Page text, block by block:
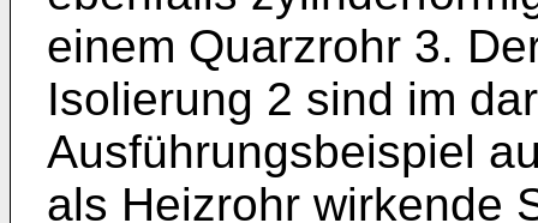
einem Quarzrohr 3.
Isolierung 2 sind im
Ausführungsbeispiel
als Heizrohr wirkende